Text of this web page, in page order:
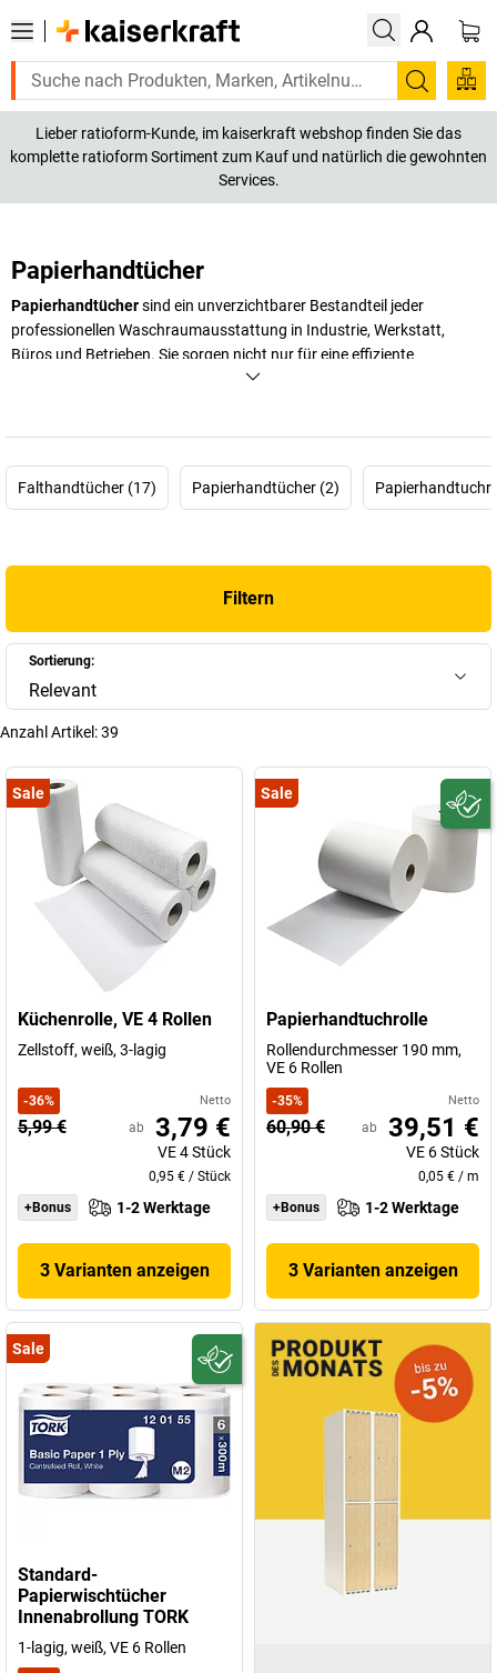
Suchen
Lieber ratioform-Kunde, im kaiserkraft webshop finden Sie das
komplette ratioform Sortiment zum Kauf und natürlich die gewohnten
Services.
Papierhandtücher
Papierhandtüchersind ein unverzichtbarer Bestandteil jeder
professionellen Waschraumausstattung in Industrie, Werkstatt,
Büros und Betrieben. Sie sorgen nicht nur für eine effiziente
Handtrocknung, sondern unterstützen aktiv die Hygiene am
Papierhandtüchern führen wir auch Falthandtücher,
Waschraumorganisation finden Sie ebenfalls in unserem Shop.
Waschraumausstattung und optimieren Sie Ihre Hygienelösung
nachhaltig.
+Mehr anzeigen
Falthandtücher (17) Papierhandtücher (2)
Filtern
Sortierung:
Relevant
Anzahl Artikel:39
Sale
Küchenrolle, VE 4 Rollen
Zellstoff, weiß, 3-lagig
-36% Netto
5,99 € ab 3,79 €
VE4Stück
0,95 € / Stück
+Bonus
1-2 Werktage
3 Varianten anzeigen
Sale
Papierhandtuchrolle
Rollendurchmesser 190 mm,
VE 6 Rollen
-35% Netto
60,90 € ab 39,51 €
VE 6Stück
0,05 € / m
+Bonus
1-2 Werktage
3 Varianten anzeigen
Sale
Standard-
Papierwischtücher
Innenabrollung TORK
1-lagig, weiß, VE 6 Rollen